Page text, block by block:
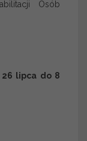
Osób
lipca do 8